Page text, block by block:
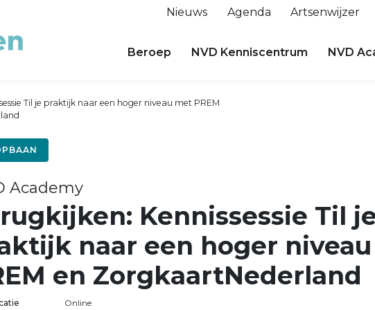
Nieuws Agenda Artsenwijzer
Beroep NVD Kenniscentrum NVD
Til je praktijk naar een hoger niveau met PREM
Academy
Kennissessie Til
naar een hoger
en ZorgkaartNederland
Online